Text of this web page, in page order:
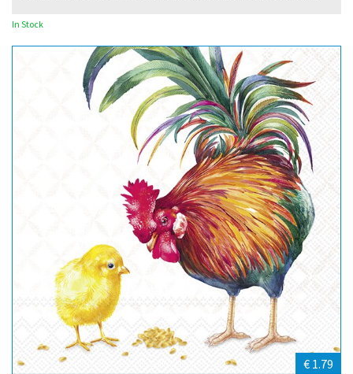
In Stock
€ 1.79